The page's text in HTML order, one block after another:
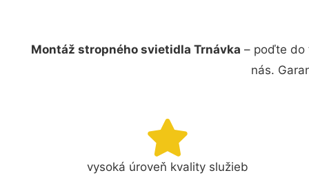
Montáž stropného svietidla Trnávka – poďte do
nás.
vysoká úroveň kvality služieb